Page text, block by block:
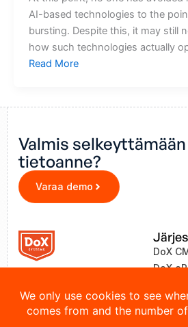
AI-based technologies to the
bursting. Despite this, it may still
how such technologies actually
Read More
Valmis
tietoanne?
Varaa demo
DoX
DoX